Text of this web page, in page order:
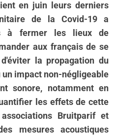
en juin leurs derniers
de la Covid-19 a
à fermer les lieux de
aux français de se
la propagation du
impact non-négligeable
sonore, notamment en
les effets de cette
Bruitparif et
mesures acoustiques